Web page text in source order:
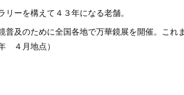
ーを構えて４３年になる老舗。
普及のために全国各地で万華鏡展を開催。これ
４月地点）